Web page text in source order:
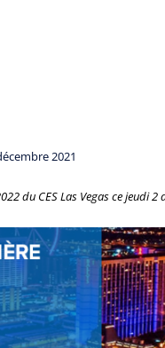
2021
du CES Las Vegas ce